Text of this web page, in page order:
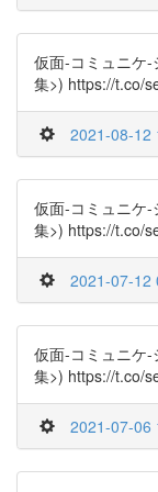
仮面-コミュニケ
集>) https://t.co/
2021-08-12
仮面-コミュニケ
集>) https://t.co/
2021-07-12
仮面-コミュニケ
集>) https://t.co/
2021-07-06